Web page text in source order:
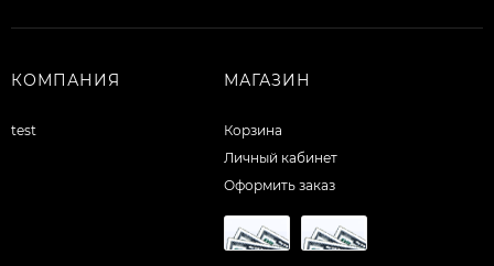
КОМПАНИЯ
test
МАГАЗИН
Корзина
Личный кабинет
Оформить заказ